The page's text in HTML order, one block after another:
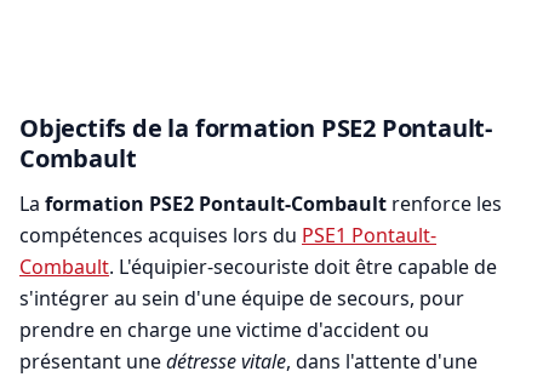
Objectifs de la formation PSE2 Pontault-
Combault
La formation PSE2 Pontault-Combault renforce les
compétences acquises lors du PSE1 Pontault-
Combault. L'équipier-secouriste doit être capable de
s'intégrer au sein d'une équipe de secours, pour
prendre en charge une victime d'accident ou
présentant unedétresse vitale, dans l'attente d'une